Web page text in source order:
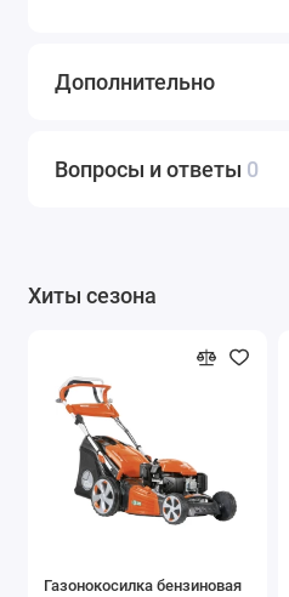
Вопросы и ответы 0
Дополнительно
Хиты сезона
Газонокосилка бензиновая